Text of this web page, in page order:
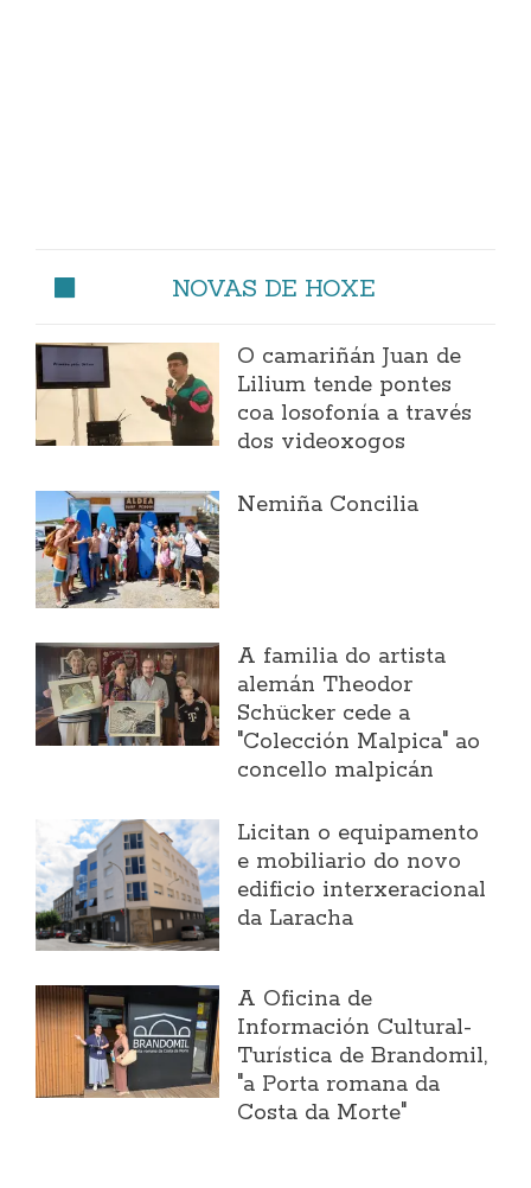
NOVAS DE HOXE
O camariñán Juan de
Lilium tende pontes
coa losofonía a través
dos videoxogos
Nemiña Concilia
A familia do artista
alemán Theodor
Schücker cede a
"Colección Malpica" ao
concello malpicán
Licitan o equipamento
e mobiliario do novo
edificio interxeracional
da Laracha
A Oficina de
Información Cultural-
Turística de Brandomil,
"a Porta romana da
Costa da Morte"